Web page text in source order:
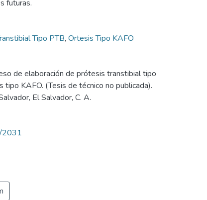
futuras.
Tipo PTB, Ortesis Tipo KAFO
de elaboración de prótesis transtibial tipo
KAFO. (Tesis de técnico no publicada).
El Salvador, C. A.
2031